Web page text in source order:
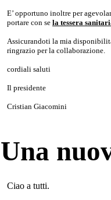
E’ opportuno inoltre per
portare con se la tessera
Assicurandoti la mia
ringrazio per la collaborazione.
cordiali saluti
Il presidente
Cristian Giacomini
Una
Ciao a tutti.